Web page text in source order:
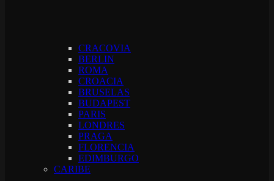
CRACOVIA
BERLIN
ROMA
CROACIA
BRUSELAS
BUDAPEST
PARIS
LONDRES
PRAGA
FLORENCIA
EDIMBURGO
CARIBE